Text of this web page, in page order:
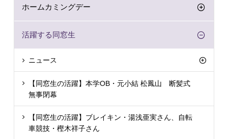
ホームカミングデー
活躍する同窓生
ニュース
【同窓生の活躍】本学OB・元小結 松鳳山 断髪式
無事閉幕
【同窓生の活躍】ブレイキン・湯浅亜実さん、自転
車競技・樫木祥子さん